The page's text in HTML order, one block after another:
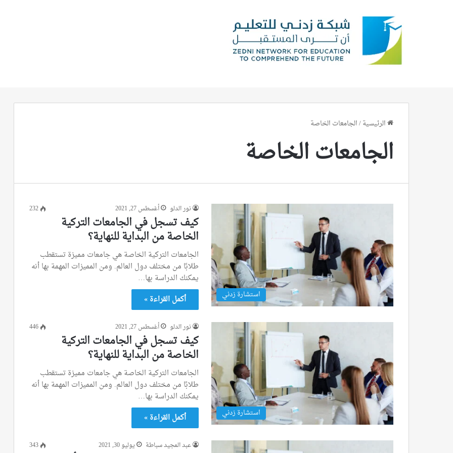
الرئيسية/الجامعات الخاصة
الجامعات الخاصة
استشارة زدني
نور الدلو أغسطس 27, 2021 232
كيف تسجل في الجامعات التركية
الخاصة من البداية للنهاية؟
الجامعات التركية الخاصة هي جامعات مميزة تستقطب
طلابًا من مختلف دول العالم. ومن المميزات المهمة بها أنه
يمكنك الدراسة بها…
أكمل القراءة »
استشارة زدني
نور الدلو أغسطس 27, 2021 446
كيف تسجل في الجامعات التركية
الخاصة من البداية للنهاية؟
الجامعات التركية الخاصة هي جامعات مميزة تستقطب
طلابًا من مختلف دول العالم. ومن المميزات المهمة بها أنه
يمكنك الدراسة بها…
أكمل القراءة »
عبد المجيد سباطة يوليو 30, 2021 343